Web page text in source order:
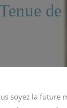
soyez la future